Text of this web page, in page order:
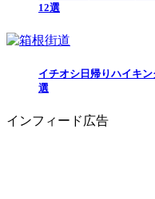
12選
イチオシ日帰りハイキ
選
インフィード広告